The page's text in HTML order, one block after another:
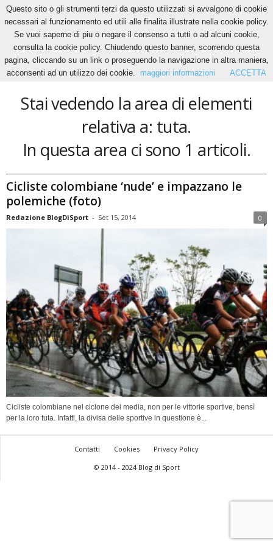
Home Tags Tuta
tuta
Stai vedendo la area di elementi
relativa a: tuta.
In questa area ci sono 1 articoli.
Cicliste colombiane ‘nude’ e impazzano le
polemiche (foto)
Redazione BlogDiSport - Set 15, 2014 0
Cicliste colombiane nel ciclone dei media, non per le vittorie sportive, bensì
per la loro tuta. Infatti, la divisa delle sportive in questione è...
Contatti Cookies
Privacy Policy
© 2014 - 2024 Blog di Sport
Questo sito o gli strumenti terzi da questo utilizzati si avvalgono di cookie
necessari al funzionamento ed utili alle finalita illustrate nella cookie policy.
Se vuoi saperne di piu o negare il consenso a tutti o ad alcuni cookie,
consulta la cookie policy. Chiudendo questo banner, scorrendo questa
pagina, cliccando su un link o proseguendo la navigazione in altra maniera,
acconsenti ad un utilizzo dei cookie.
maggiori informazioni ACCETTA